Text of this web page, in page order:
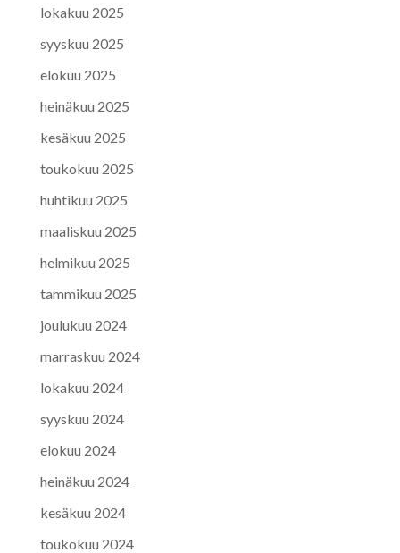
lokakuu 2025
syyskuu 2025
elokuu 2025
heinäkuu 2025
kesäkuu 2025
toukokuu 2025
huhtikuu 2025
maaliskuu 2025
helmikuu 2025
tammikuu 2025
joulukuu 2024
marraskuu 2024
lokakuu 2024
syyskuu 2024
elokuu 2024
heinäkuu 2024
kesäkuu 2024
toukokuu 2024